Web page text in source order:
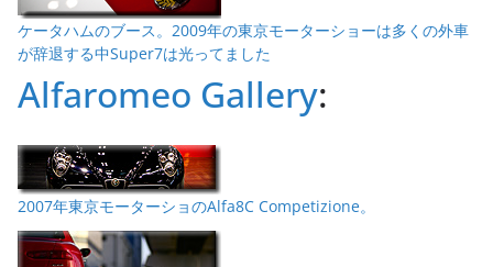
ケータハムのブース。2009年の東京モーターショーは多くの外車
が辞退する中Super7は光ってました
Alfaromeo Gallery:
2007年東京モーターショのAlfa8C Competizione。